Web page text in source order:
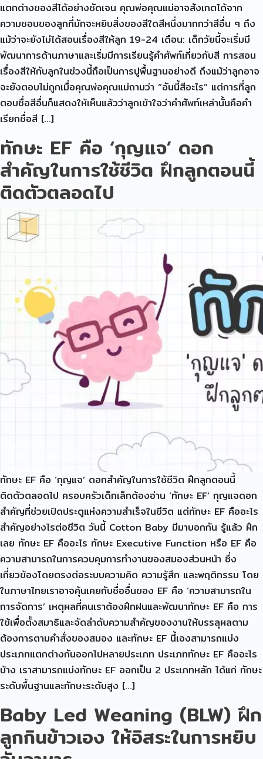
แตกต่างของสีได้อย่างชัดเจน คุณพ่อคุณแม่อาจสังเกตได้จาก
ความชอบของลูกที่มักจะหยิบสิ่งของสีใดสีหนึ่งมากกว่าสีอื่น ๆ ถึง
แม้ว่าจะยังไม่ได้สอนเรื่องสีให้ลูก 19-24 เดือน: เด็กวัยนี้จะเริ่มมี
พัฒนาการด้านภาษาและเริ่มมีการเรียนรู้คำศัพท์เกี่ยวกับสี การสอน
เรื่องสีให้กับลูกในช่วงนี้ถือเป็นการปูพื้นฐานอย่างดี ถึงแม้ว่าลูกอาจ
จะยังตอบไม่ถูกเมื่อคุณพ่อคุณแม่ถามว่า “อันนี้สีอะไร” แต่การที่ลูก
ตอบชื่อสีอื่นก็แสดงให้เห็นแล้วว่าลูกเข้าใจว่าคำศัพท์เหล่านั้นคือคำ
เรียกชื่อสี […]
ทักษะ EF คือ ‘กุญแจ’ ดอก
สำคัญในการใช้ชีวิต ฝึกลูกตอนนี้
ติดตัวตลอดไป
ทักษะ EF คือ ‘กุญแจ’ ดอกสำคัญในการใช้ชีวิต ฝึกลูกตอนนี้
ติดตัวตลอดไป ครอบครัวเด็กเล็กต้องอ่าน ‘ทักษะ EF’ กุญแจดอก
สำคัญที่ช่วยเปิดประตูแห่งความสำเร็จในชีวิต แต่ทักษะ EF คืออะไร
สำคัญอย่างไรต่อชีวิต วันนี้ Cotton Baby มีมาบอกกัน รู้แล้ว ฝึก
เลย ทักษะ EF คืออะไร ทักษะ Executive Function หรือ EF คือ
ความสามารถในการควบคุมการทำงานของสมองส่วนหน้า ซึ่ง
เกี่ยวข้องโดยตรงต่อระบบความคิด ความรู้สึก และพฤติกรรม โดย
ในภาษาไทยเราอาจคุ้นเคยกับชื่ออื่นของ EF คือ ‘ความสามารถใน
การจัดการ’ เหตุผลที่คนเราต้องฝึกฝนและพัฒนาทักษะ EF คือ การ
ใช้เพื่อตั้งสมาธิและจัดลำดับความสำคัญของงานให้บรรลุผลตาม
ต้องการตามคำสั่งของสมอง และทักษะ EF นี้เองสามารถแบ่ง
ประเภทแตกต่างกันออกไปหลายประเภท ประเภททักษะ EF คืออะไร
บ้าง เราสามารถแบ่งทักษะ EF ออกเป็น 2 ประเภทหลัก ได้แก่ ทักษะ
ระดับพื้นฐานและทักษะระดับสูง […]
Baby Led Weaning (BLW) ฝึก
ลูกกินข้าวเอง ให้อิสระในการหยิบ